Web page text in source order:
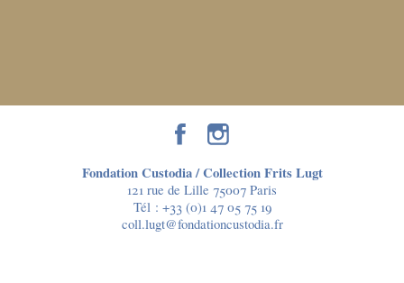
Fondation Custodia / Collection Frits Lugt
121 rue de Lille 75007 Paris
Tél : +33 (0)1 47 05 75 19
coll.lugt@fondationcustodia.fr